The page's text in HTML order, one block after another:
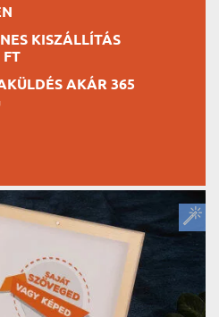
KISZÁLLÍTÁS
FT
AKÁR 365